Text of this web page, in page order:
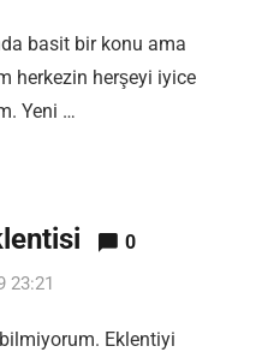
basit bir konu ama
herkezin herşeyi iyice
Yeni …
0
23:21
Eklentiyi